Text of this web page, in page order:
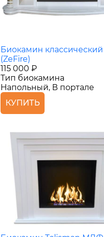
Биокамин
(ZeFire)
115 000 ₽
Тип биокамина
Напольный, В портале
КУПИТЬ